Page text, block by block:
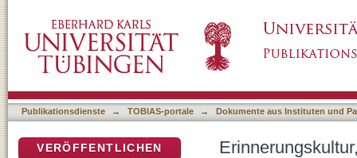
Publikationsdienste → TOBIAS-portale → Dokumente aus Instituten und
VERÖFFENTLICHEN